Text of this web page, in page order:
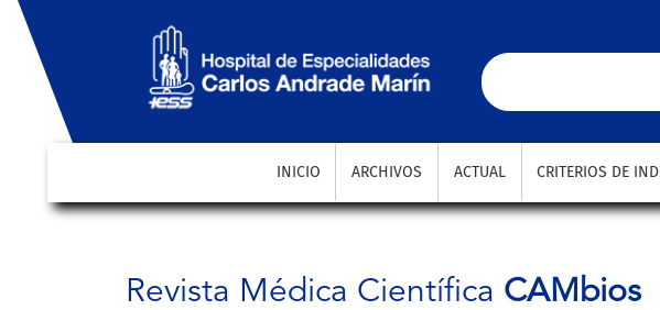
INICIO ARCHIVOS ACTUAL CRITERIOS DE
Revista Médica Científica CAMbios